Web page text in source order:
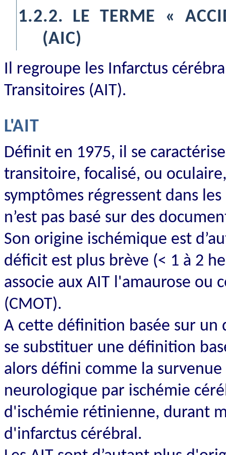
1.2.2.
LE TERME «
(AIC)
Il regroupe les Infarctus
Transitoires (AIT).
L'AIT
Définit en 1975, il se
transitoire, focalisé, ou
symptômes régressent dans
n’est pas basé sur des
Son origine ischémique est
déficit est plus brève (< 1 à 2
associe aux AIT l'amaurose
(CMOT).
A cette définition basée sur un
se substituer une définition
alors défini comme la
neurologique par ischémie
d'ischémie rétinienne, durant
d'infarctus cérébral.